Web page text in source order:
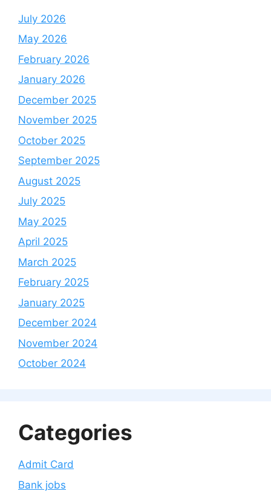
July 2026
May 2026
February 2026
January 2026
December 2025
November 2025
October 2025
September 2025
August 2025
July 2025
May 2025
April 2025
March 2025
February 2025
January 2025
December 2024
November 2024
October 2024
Categories
Admit Card
Bank jobs